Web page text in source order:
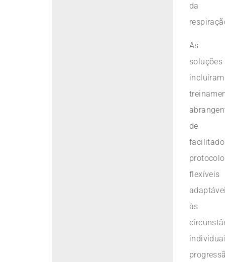
da
As
soluções
incluíram
de
flexíveis
às